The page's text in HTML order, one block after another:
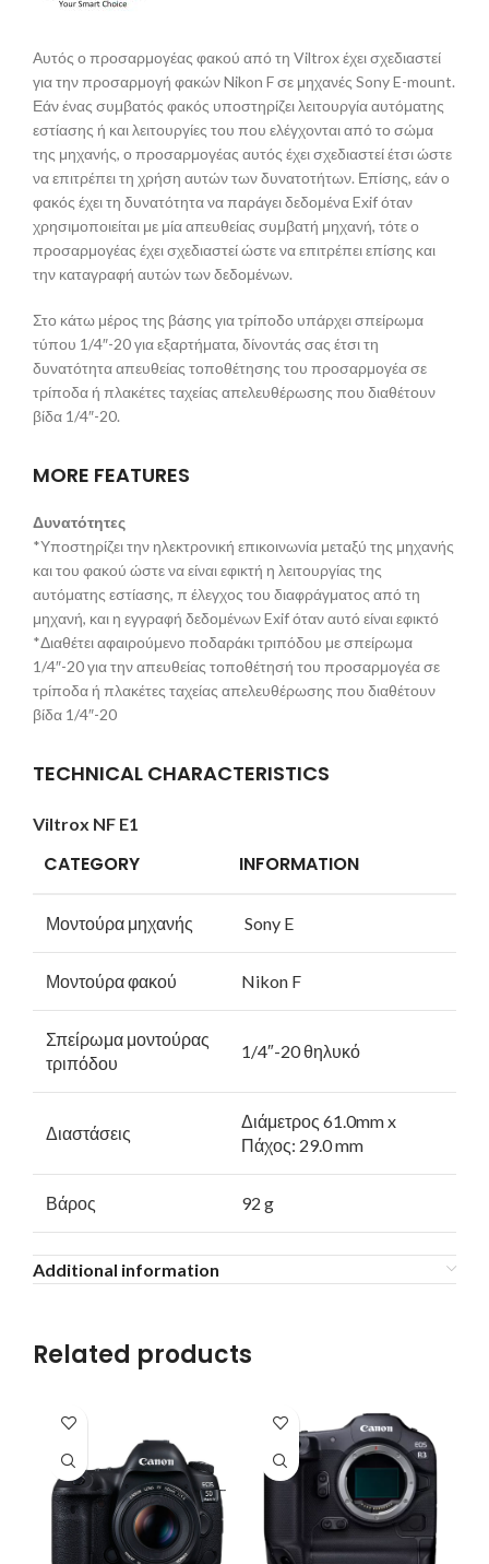
Αυτός ο προσαρμογέας φακού από τη Viltrox έχει σχεδιαστεί
για την προσαρμογή φακών Nikon F σε μηχανές Sony E-mount.
Εάν ένας συμβατός φακός υποστηρίζει λειτουργία αυτόματης
εστίασης ή και λειτουργίες του που ελέγχονται από το σώμα
της μηχανής, ο προσαρμογέας αυτός έχει σχεδιαστεί έτσι ώστε
να επιτρέπει τη χρήση αυτών των δυνατοτήτων. Επίσης, εάν ο
φακός έχει τη δυνατότητα να παράγει δεδομένα Exif όταν
χρησιμοποιείται με μία απευθείας συμβατή μηχανή, τότε ο
προσαρμογέας έχει σχεδιαστεί ώστε να επιτρέπει επίσης και
την καταγραφή αυτών των δεδομένων.
Στο κάτω μέρος της βάσης για τρίποδο υπάρχει σπείρωμα
τύπου 1/4″-20 για εξαρτήματα, δίνοντάς σας έτσι τη
δυνατότητα απευθείας τοποθέτησης του προσαρμογέα σε
τρίποδα ή πλακέτες ταχείας απελευθέρωσης που διαθέτουν
βίδα 1/4″-20.
MORE FEATURES
Δυνατότητες
*Υποστηρίζει την ηλεκτρονική επικοινωνία μεταξύ της μηχανής
και του φακού ώστε να είναι εφικτή η λειτουργίας της
αυτόματης εστίασης, π έλεγχος του διαφράγματος από τη
μηχανή, και η εγγραφή δεδομένων Exif όταν αυτό είναι εφικτό
*Διαθέτει αφαιρούμενο ποδαράκι τριπόδου με σπείρωμα
1/4″-20 για την απευθείας τοποθέτησή του προσαρμογέα σε
τρίποδα ή πλακέτες ταχείας απελευθέρωσης που διαθέτουν
βίδα 1/4″-20
TECHNICAL CHARACTERISTICS
Viltrox NF E1
CATEGORY INFORMATION
Μοντούρα μηχανής Sony E
Μοντούρα φακού Nikon F
Σπείρωμα μοντούρας
τριπόδου
1/4″-20 θηλυκό
Διαστάσεις
Διάμετρος 61.0mm x
Πάχος: 29.0 mm
Βάρος 92 g
Additional information
Related products